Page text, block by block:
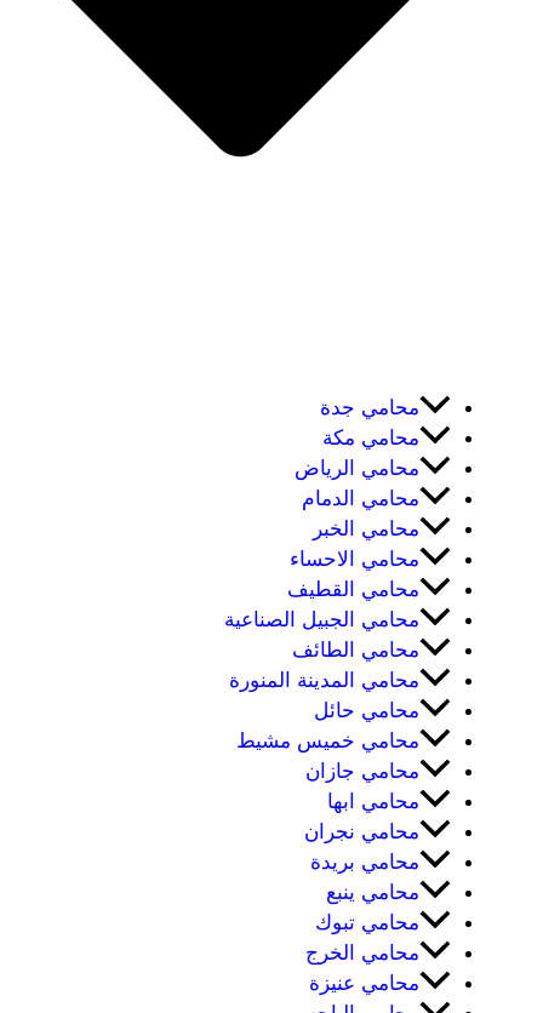
محامي جدة
محامي مكة
محامي الرياض
محامي الدمام
محامي الخبر
محامي الاحساء
محامي القطيف
محامي الجبيل الصناعية
محامي الطائف
محامي المدينة المنورة
محامي حائل
محامي خميس مشيط
محامي جازان
محامي ابها
محامي نجران
محامي بريدة
محامي ينبع
محامي تبوك
محامي الخرج
محامي عنيزة